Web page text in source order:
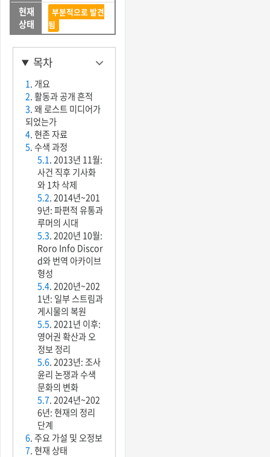
현재
상태
부분적으로 발견
됨
목차
1. 개요
2. 활동과 공개 흔적
3. 왜 로스트 미디어가
되었는가
4. 현존 자료
5. 수색 과정
5.1. 2013년 11월:
사건 직후 기사화
와 1차 삭제
5.2. 2014년~201
9년: 파편적 유통과
루머의 시대
5.3. 2020년 10월:
Roro Info Discor
d와 번역 아카이브
형성
5.4. 2020년~202
1년: 일부 스트림과
게시물의 복원
5.5. 2021년 이후:
영어권 확산과 오
정보 정리
5.6. 2023년: 조사
윤리 논쟁과 수색
문화의 변화
5.7. 2024년~202
6년: 현재의 정리
단계
6. 주요 가설 및 오정보
7. 현재 상태